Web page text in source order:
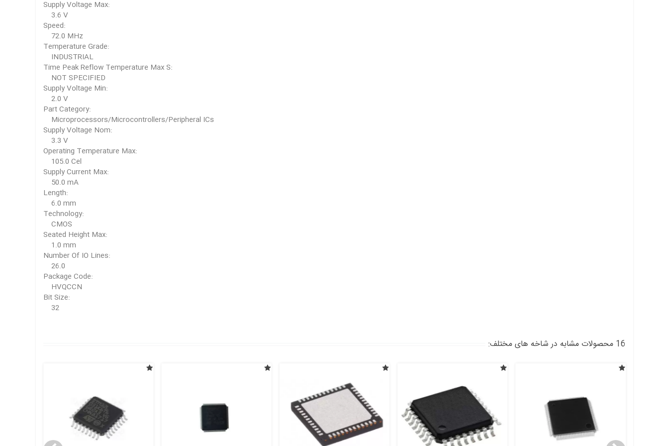
Supply Voltage Max:
3.6 V
Speed:
72.0 MHz
Temperature Grade:
INDUSTRIAL
Time Peak Reflow Temperature Max S:
NOT SPECIFIED
Supply Voltage Min:
2.0 V
Part Category:
Microprocessors/Microcontrollers/Peripheral ICs
Supply Voltage Nom:
3.3 V
Operating Temperature Max:
105.0 Cel
Supply Current Max:
50.0 mA
Length:
6.0 mm
Technology:
CMOS
Seated Height Max:
1.0 mm
Number Of IO Lines:
26.0
Package Code:
HVQCCN
Bit Size:
32
16 محصولات مشابه در شاخه های مختلف: